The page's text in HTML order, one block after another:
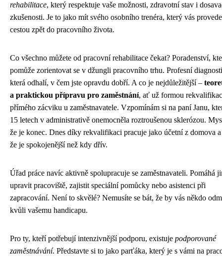
rehabilitace, který respektuje vaše možnosti, zdravotní stav i
zkušenosti. Je to jako mít svého osobního trenéra, který vás provede
cestou zpět do pracovního života.
Co všechno můžete od pracovní rehabilitace čekat? Poradenství,
pomůže zorientovat se v džungli pracovního trhu. Profesní
která odhalí, v čem jste opravdu dobří. A co je nejdůležitější –
a praktickou přípravu pro zaměstnání, ať už formou
přímého zácviku u zaměstnavatele. Vzpomínám si na paní Janu,
15 letech v administrativě onemocněla roztroušenou sklerózou.
že je konec. Dnes díky rekvalifikaci pracuje jako účetní z domova
že je spokojenější než kdy dřív.
Úřad práce navíc aktivně spolupracuje se zaměstnavateli. Pomáhá
upravit pracoviště, zajistit speciální pomůcky nebo asistenci při
zapracování. Není to skvělé? Nemusíte se bát, že by vás někdo
kvůli vašemu handicapu.
Pro ty, kteří potřebují intenzivnější podporu, existuje podporované
zaměstnávání. Představte si to jako parťáka, který je s vámi na